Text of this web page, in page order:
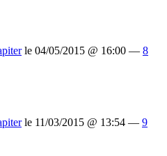
le 04/05/2015 @ 16:00 — 8
le 11/03/2015 @ 13:54 — 9